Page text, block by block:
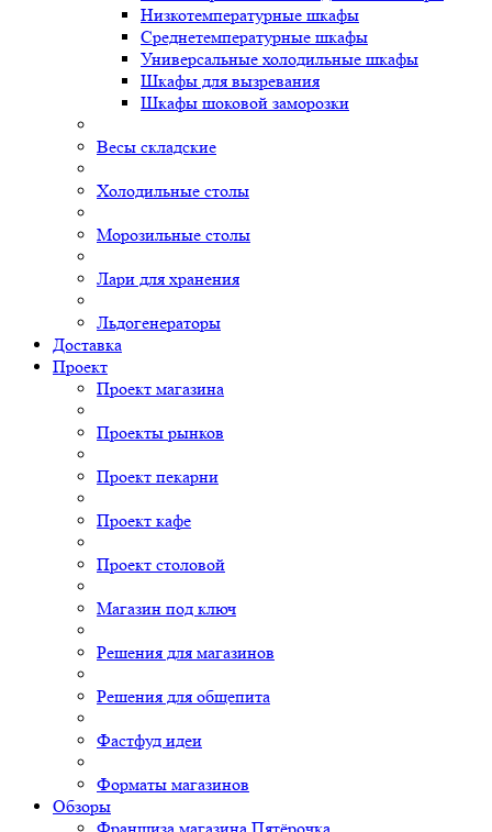
Низкотемпературные шкафы
Среднетемпературные шкафы
Универсальные холодильные шкафы
Шкафы для вызревания
Шкафы шоковой заморозки
Весы складские
Холодильные столы
Морозильные столы
Лари для хранения
Льдогенераторы
Доставка
Проект
Проект магазина
Проекты рынков
Проект пекарни
Проект кафе
Проект столовой
Магазин под ключ
Решения для магазинов
Решения для общепита
Фастфуд идеи
Форматы магазинов
Обзоры